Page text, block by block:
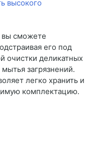
сможете
его под
очистки деликатных
загрязнений.
легко хранить и
комплектацию.